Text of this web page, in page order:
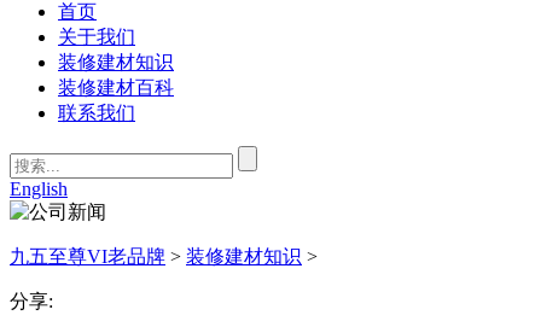
首页
关于我们
装修建材知识
装修建材百科
联系我们
English
九五至尊VI老品牌 > 装修建材知识 >
分享: